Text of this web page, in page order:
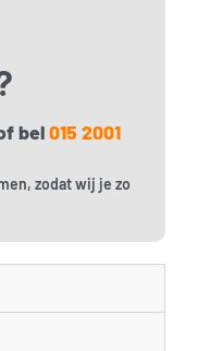
bel015 2001
zodat wij je zo